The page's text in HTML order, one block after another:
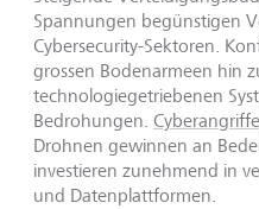
Spannungen begünstigen
Cybersecurity-Sektoren.
grossen Bodenarmeen hin
technologiegetriebenen
Bedrohungen. Cyberangriffe
Drohnen gewinnen an
investieren zunehmend in
und Datenplattformen.